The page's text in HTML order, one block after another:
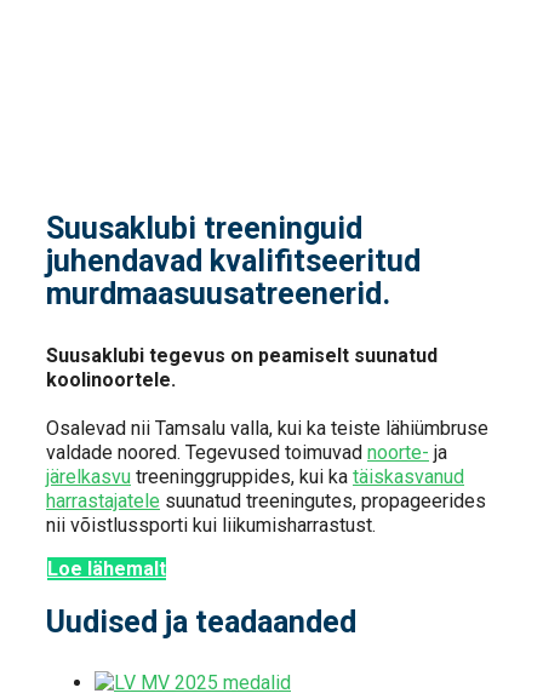
Suusaklubi treeninguid
juhendavad kvalifitseeritud
murdmaasuusatreenerid.
Suusaklubi tegevus on peamiselt suunatud
koolinoortele.
Osalevad nii Tamsalu valla, kui ka teiste lähiümbruse
valdade noored. Tegevused toimuvad noorte- ja
järelkasvu treeninggruppides, kui ka täiskasvanud
harrastajatele suunatud treeningutes, propageerides
nii võistlussporti kui liikumisharrastust.
Loe lähemalt
Uudised ja teadaanded